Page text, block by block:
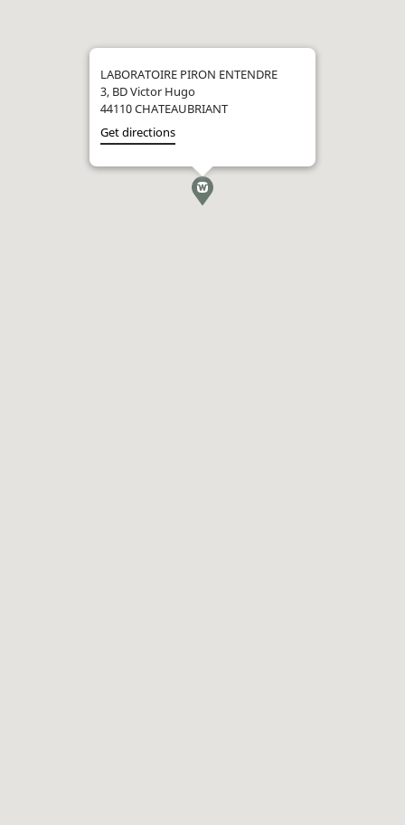
LABORATOIRE PIRON ENTENDRE
3, BD Victor Hugo
44110 CHATEAUBRIANT
Get directions